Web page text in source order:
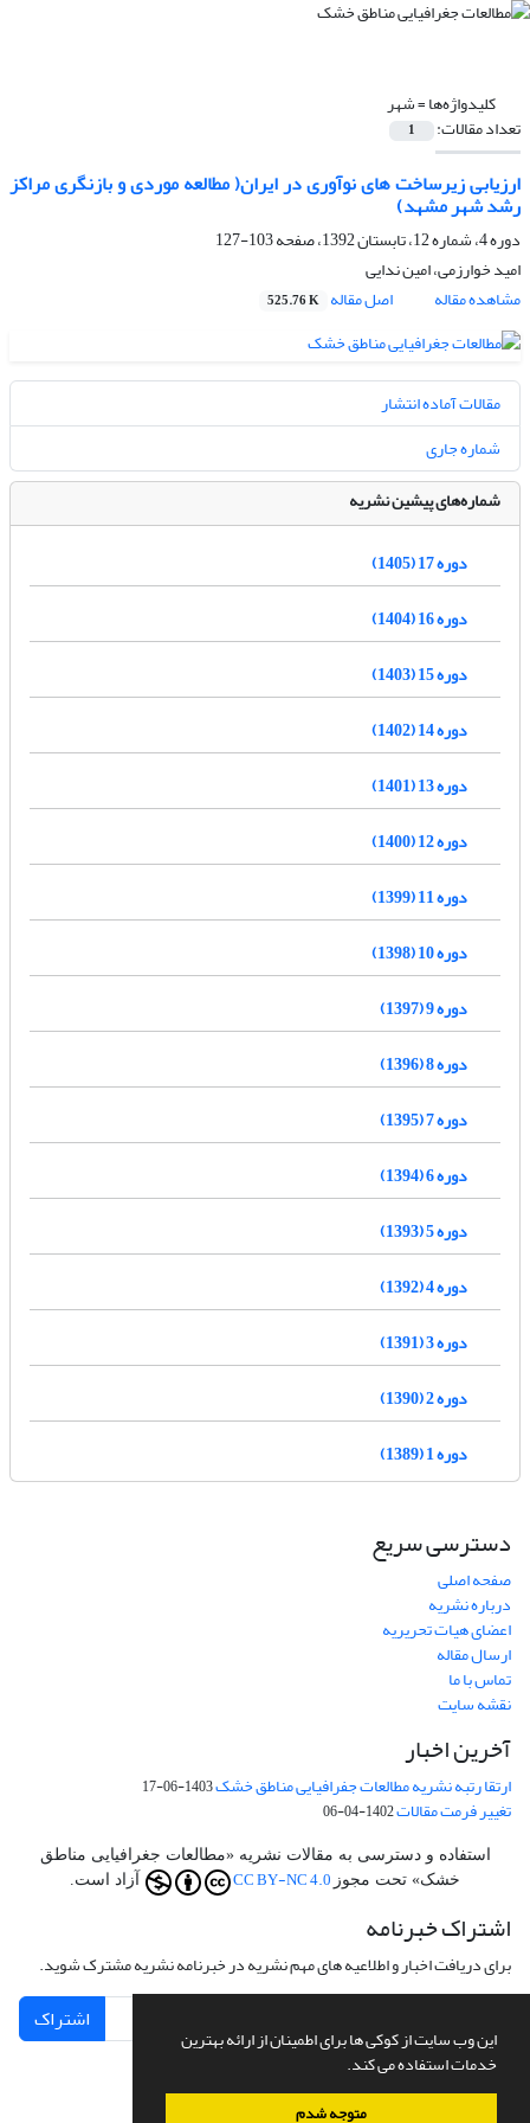
این وب سایت از کوکی ها برای اطمینان از ارائه بهترین
خدمات استفاده می کند.
متوجه شدم
کلیدواژه‌ها =شهر
تعداد مقالات: 1
ارزیابی زیرساخت های نوآوری در ایران( مطالعه موردی و بازنگری مراکز
رشد شهر مشهد)
دوره 4، شماره 12، تابستان 1392، صفحه
103-127
امید خوارزمی، امین ندایی
مشاهده مقاله
اصل مقاله 525.76 K
مقالات آماده انتشار
شماره جاری
شماره‌های پیشین نشریه
دوره 17 (1405)
دوره 16 (1404)
دوره 15 (1403)
دوره 14 (1402)
دوره 13 (1401)
دوره 12 (1400)
دوره 11 (1399)
دوره 10 (1398)
دوره 9 (1397)
دوره 8 (1396)
دوره 7 (1395)
دوره 6 (1394)
دوره 5 (1393)
دوره 4 (1392)
دوره 3 (1391)
دوره 2 (1390)
دوره 1 (1389)
دسترسی سریع
صفحه اصلی
درباره نشریه
اعضای هیات تحریریه
ارسال مقاله
تماس با ما
نقشه سایت
آخرین اخبار
ارتقا رتبه نشریه مطالعات جفرافیایی مناطق خشک1403-06-17
تغییر فرمت مقالات1402-04-06
استفاده و دسترسی به مقالات نشریه «مطالعات جغرافیایی مناطق
خشک» تحت مجوز CC BY-NC 4.0 آزاد است.
اشتراک خبرنامه
برای دریافت اخبار و اطلاعیه های مهم نشریه در خبرنامه نشریه مشترک شوید.
اشتراک